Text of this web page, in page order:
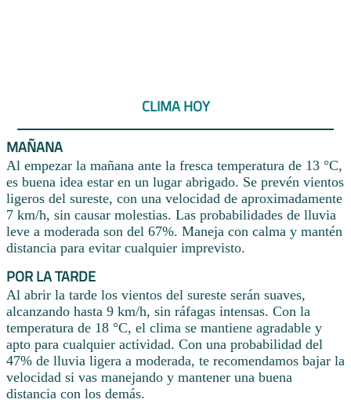
CLIMA HOY
MAÑANA
Al empezar la mañana ante la fresca temperatura de 13 °C,
es buena idea estar en un lugar abrigado. Se prevén vientos
ligeros del sureste, con una velocidad de aproximadamente
7 km/h, sin causar molestias. Las probabilidades de lluvia
leve a moderada son del 67%. Maneja con calma y mantén
distancia para evitar cualquier imprevisto.
POR LA TARDE
Al abrir la tarde los vientos del sureste serán suaves,
alcanzando hasta 9 km/h, sin ráfagas intensas. Con la
temperatura de 18 °C, el clima se mantiene agradable y
apto para cualquier actividad. Con una probabilidad del
47% de lluvia ligera a moderada, te recomendamos bajar la
velocidad si vas manejando y mantener una buena
distancia con los demás.